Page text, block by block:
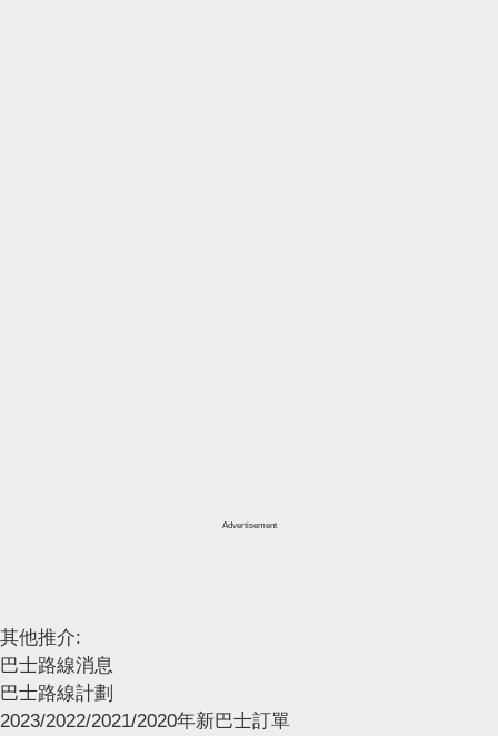
Advertisement
其他推介:
巴士路線消息
巴士路線計劃
2023/2022/2021/2020年新巴士訂單